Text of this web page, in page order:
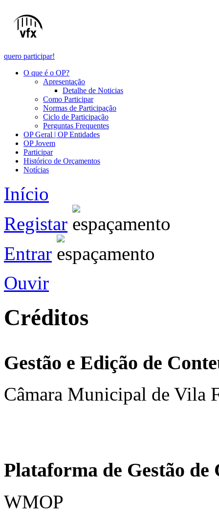
quero participar!
O que é o OP?
Apresentação
Detalhe de Noticias
Como Participar
Normas de Participação
Ciclo de Participação
Perguntas Frequentes
OP Geral | OP Entidades
OP Jovem
Participar
Histórico de Orçamentos
Notícias
Início
Registar
Entrar
Ouvir
Créditos
Gestão e Edição de
Câmara Municipal de Vila
Plataforma de Gestão de
WMOP